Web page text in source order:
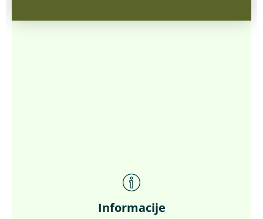
Informacije